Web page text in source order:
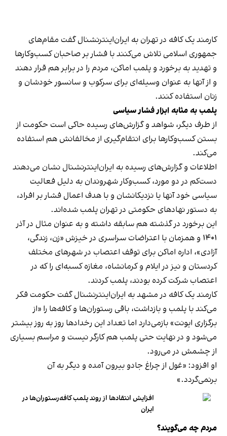
کارمند یک کافه در تهران به ایران‌اینترنشنال گفت مقام‌های
جمهوری اسلامی تلاش می‌کنند با فشار بر صاحبان کسب‌وکارها
و تهدید به برخورد و پلمب اماکن، مردم را در برابر هم قرار دهند
و از آنها به عنوان وسیله‌ای برای سرکوب و سانسور خودشان و
زنان استفاده کنند.
پلمب به مثابه ابزار فشار سیاسی
از طرف دیگر، شواهد و گزارش‌های رسیده حاکی است حکومت از
بستن کسب‌وکارها برای انتقام‌گیری از مخالفانش هم استفاده
می‌کند.
اطلاعات و گزارش‌های رسیده به ایران‌اینترنشنال نشان می‌دهند
دست‌کم در دو مورد، کسب‌وکار شهروندان به دلیل فعالیت
سیاسی خود آنها یا نزدیکانشان و با هدف اعمال فشار بر افراد،
به دستور نهادهای حکومتی در تهران پلمب شده‌اند.
این برخورد در گذشته هم سابقه داشته و به عنوان مثال در آذر
۱۴۰۱ و همزمان با اعتراضات سراسری در خیزش «زن، زندگی،
آزادی»، اداره اماکن برای توقف اعتصاب در شهرهای مختلف
کردستان و نیز در ایلام و کرمانشاه، مغازه کسبه‌ای را که در
اعتصاب شرکت کرده بودند، پلمب کردند.
کارمند یک کافه در مشهد به ایران‌اینترنشنال گفت حکومت فکر
می‌کند با پلمب و بازداشت، باقی رستوران‌ها و کافه‌ها را «از
برگزاری ایونت» بازمی‌دارد اما تعداد این رخدادها روز به روز بیشتر
می‌شود و در نهایت حتی پلمب هم کارگر نیست و مراسم بسیاری
از چشمش در می‌رود.
او افزود: «غول از چراغ جادو بیرون آمده و دیگر به آن
برنمی‎‌گردد.»
افزایش انتقادها از روند پلمب کافه‌رستوران‌ها در
ایران
مردم چه می‌گویند؟